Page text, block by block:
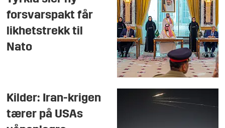
forsvarspakt får
likhetstrekk til
Nato
Kilder: Iran-krigen
tærer på USAs